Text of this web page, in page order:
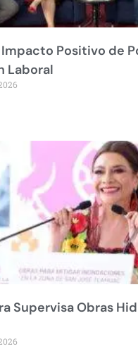
Positivo de
Laboral
Supervisa Obras